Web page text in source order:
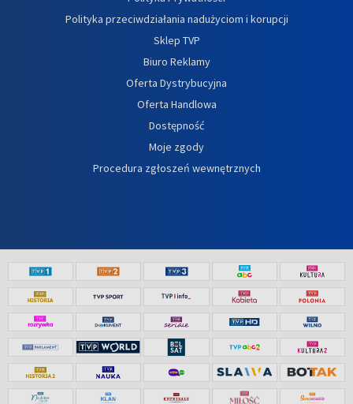
Polityka przeciwdziałania nadużyciom i korupcji
Sklep TVP
Biuro Reklamy
Oferta Dystrybucyjna
Oferta Handlowa
Dostępność
Moje zgody
Procedura zgłoszeń wewnętrznych